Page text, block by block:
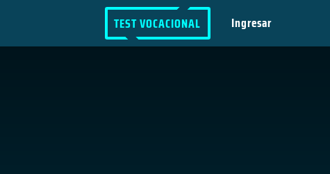
TEST VOCACIONAL Ingresar